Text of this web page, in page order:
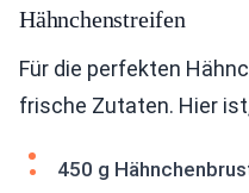
Hähnchenstreifen
Für die perfekten
frische Zutaten. Hier
450 g